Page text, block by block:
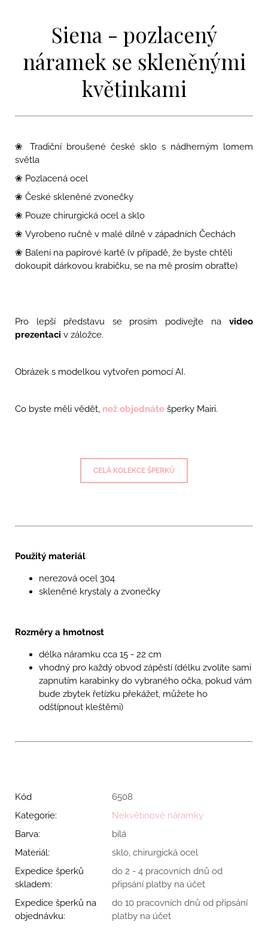
Siena - pozlacený
náramek se skleněnými
květinkami
❀ Tradiční broušené české sklo s nádherným lomem
světla
❀ Pozlacená ocel
❀ České skleněné zvonečky
❀ Pouze chirurgická ocel a sklo
❀ Vyrobeno ručně v malé dílně v západních Čechách
❀ Balení na papírové kartě (v případě, že byste chtěli
dokoupit dárkovou krabičku, se na mě prosím obraťte)
Pro lepší představu se prosím podívejte na video
prezentaci v záložce.
Obrázek s modelkou vytvořen pomocí AI.
Co byste měli vědět, než objednáte šperky Mairi.
CELÁ KOLEKCE ŠPERKŮ
Použitý materiál
nerezová ocel 304
skleněné krystaly a zvonečky
Rozměry a hmotnost
délka náramku cca 15 - 22 cm
vhodný pro každý obvod zápěstí (délku zvolíte sami
zapnutím karabinky do vybraného očka, pokud vám
bude zbytek řetízku překážet, můžete ho
odštípnout kleštěmi)
Kód
6508
Kategorie:
Nekvětinové náramky
Barva:
bílá
Materiál:
sklo, chirurgická ocel
Expedice šperků
skladem:
do 2 - 4 pracovních dnů od
připsání platby na účet
Expedice šperků na
objednávku:
do 10 pracovních dnů od připsání
platby na účet